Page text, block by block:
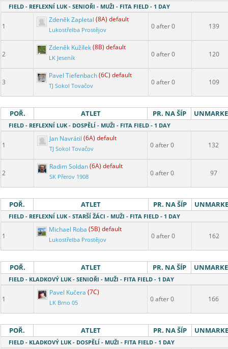
FIELD - REFLEXNÍ LUK - SENIOŘI - MUŽI - FITA FIELD - 1 DAY
1
Zdeněk Zapletal (8A) default
Lukostřelba Prostějov 0 after 0 139
2
Zdeněk Kužílek(8B) default
LK Jeseník 0 after 0 120
3
Pavel Tiefenbach(6C) default
TJ Sokol Tovačov 0 after 0 109
POŘ. ATLET PR. NA ŠÍP
FIELD - REFLEXNÍ LUK - DOSPĚLÍ - MUŽI - FITA FIELD - 1 DAY
1
Jan Navrátil (6A) default
TJ Sokol Tovačov 0 after 0 132
2
Radim Soldan(6A) default
SK Přerov 1908 0 after 0 97
POŘ. ATLET PR. NA ŠÍP
FIELD - REFLEXNÍ LUK - STARŠÍ ŽÁCI - MUŽI - FITA FIELD - 1 DAY
1
Michael Roba (5B) default
Lukostřelba Prostějov 0 after 0 162
POŘ. ATLET PR. NA ŠÍP
FIELD - KLADKOVÝ LUK - SENIOŘI - MUŽI - FITA FIELD - 1 DAY
1
Pavel Kučera (7C)
LK Brno 05 0 after 0 166
POŘ. ATLET PR. NA ŠÍP
FIELD - KLADKOVÝ LUK - DOSPĚLÍ - MUŽI - FITA FIELD - 1 DAY